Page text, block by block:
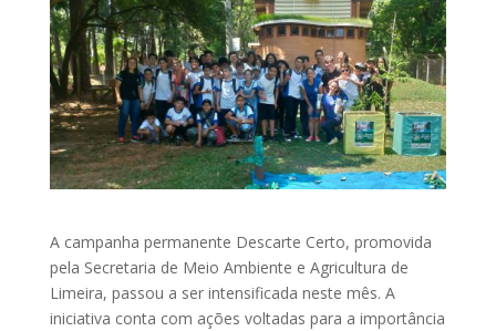
A campanha permanente Descarte Certo, promovida
pela Secretaria de Meio Ambiente e Agricultura de
Limeira, passou a ser intensificada neste mês. A
iniciativa conta com ações voltadas para a importância